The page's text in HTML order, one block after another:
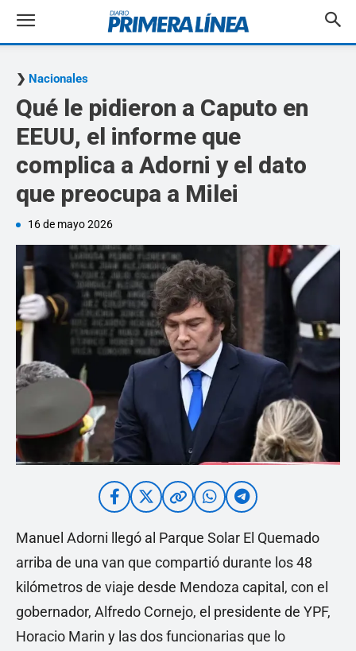
Nacionales
Qué le pidieron a Caputo en
EEUU, el informe que
complica a Adorni y el dato
que preocupa a Milei
16 de mayo 2026
Manuel Adorni llegó al Parque Solar El Quemado
arriba de una van que compartió durante los 48
kilómetros de viaje desde Mendoza capital, con el
gobernador, Alfredo Cornejo, el presidente de YPF,
Horacio Marin y las dos funcionarias que lo